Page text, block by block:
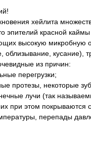
хейлита
эпителий красной
высокую
облизывание, кусание),
из причин:
перегрузки;
протезы, некоторые
лучи (так
при этом покрываются
перепады